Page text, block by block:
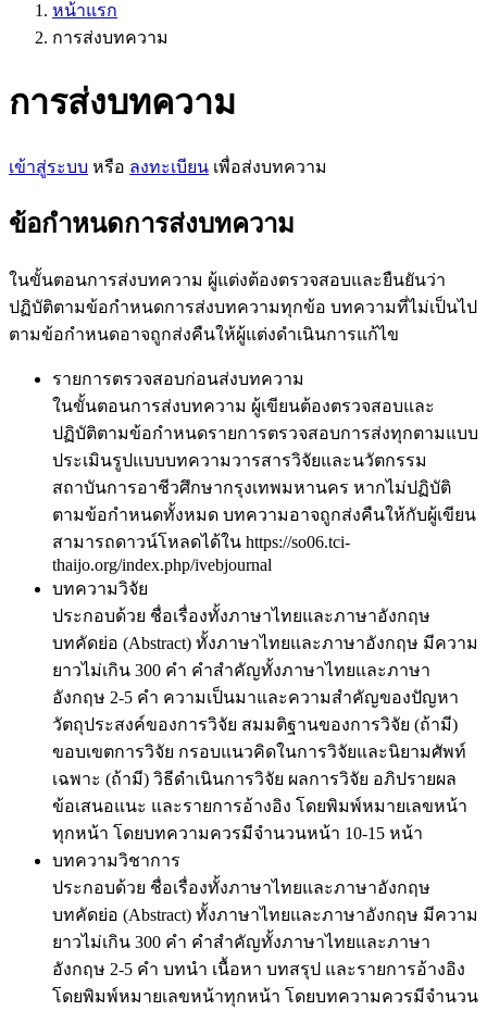
หน้าแรก
การส่งบทความ
การส่งบทความ
เข้าสู่ระบบ หรือ ลงทะเบียน เพื่อส่งบทความ
ข้อกำหนดการส่งบทความ
ในขั้นตอนการส่งบทความ ผู้แต่งต้องตรวจสอบและยืนยันว่า
ปฏิบัติตามข้อกำหนดการส่งบทความทุกข้อ บทความที่ไม่เป็นไป
ตามข้อกำหนดอาจถูกส่งคืนให้ผู้แต่งดำเนินการแก้ไข
รายการตรวจสอบก่อนส่งบทความ
ในขั้นตอนการส่งบทความ ผู้เขียนต้องตรวจสอบและ
ปฏิบัติตามข้อกำหนดรายการตรวจสอบการส่งทุกตามแบบ
ประเมินรูปแบบบทความวารสารวิจัยและนวัตกรรม
สถาบันการอาชีวศึกษากรุงเทพมหานคร หากไม่ปฏิบัติ
ตามข้อกำหนดทั้งหมด บทความอาจถูกส่งคืนให้กับผู้เขียน
สามารถดาวน์โหลดได้ใน https://so06.tci-
thaijo.org/index.php/ivebjournal
บทความวิจัย
ประกอบด้วย ชื่อเรื่องทั้งภาษาไทยและภาษาอังกฤษ
บทคัดย่อ (Abstract) ทั้งภาษาไทยและภาษาอังกฤษ มีความ
ยาวไม่เกิน 300 คำ คำสำคัญทั้งภาษาไทยและภาษา
อังกฤษ 2-5 คำ ความเป็นมาและความสำคัญของปัญหา
วัตถุประสงค์ของการวิจัย สมมติฐานของการวิจัย (ถ้ามี)
ขอบเขตการวิจัย กรอบแนวคิดในการวิจัยและนิยามศัพท์
เฉพาะ (ถ้ามี) วิธีดำเนินการวิจัย ผลการวิจัย อภิปรายผล
ข้อเสนอแนะ และรายการอ้างอิง โดยพิมพ์หมายเลขหน้า
ทุกหน้า โดยบทความควรมีจำนวนหน้า 10-15 หน้า
บทความวิชาการ
ประกอบด้วย ชื่อเรื่องทั้งภาษาไทยและภาษาอังกฤษ
บทคัดย่อ (Abstract) ทั้งภาษาไทยและภาษาอังกฤษ มีความ
ยาวไม่เกิน 300 คำ คำสำคัญทั้งภาษาไทยและภาษา
อังกฤษ 2-5 คำ บทนำ เนื้อหา บทสรุป และรายการอ้างอิง
โดยพิมพ์หมายเลขหน้าทุกหน้า โดยบทความควรมีจำนวน